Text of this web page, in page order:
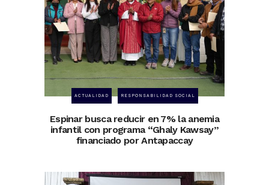
ACTUALIDAD RESPONSABILIDAD SOCIAL
Espinar busca reducir en 7% la anemia
infantil con programa “Ghaly Kawsay”
financiado por Antapaccay